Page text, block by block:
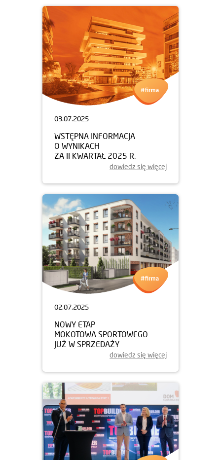
03.07.2025
WSTĘPNA INFORMACJA
O WYNIKACH
ZA II KWARTAŁ 2025 R.
dowiedz się więcej
02.07.2025
NOWY ETAP
MOKOTOWA SPORTOWEGO
JUŻ W SPRZEDAŻY
dowiedz się więcej